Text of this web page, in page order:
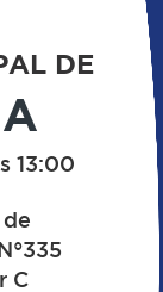
DE
13:00
C